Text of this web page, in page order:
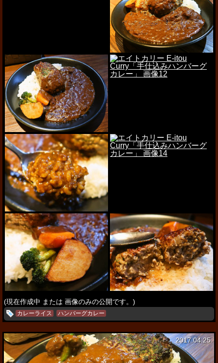
(現在作成中 または 画像のみの公開です。)
カレーライス ハンバーグカレー
2017.04.25